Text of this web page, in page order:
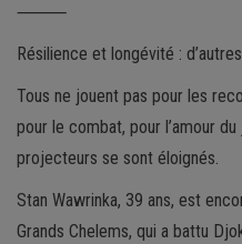
⸻
Résilience et longévité :
Tous ne jouent pas pour les
pour le combat, pour l’amour
projecteurs se sont éloignés.
Stan Wawrinka, 39 ans, est
Grands Chelems, qui a battu